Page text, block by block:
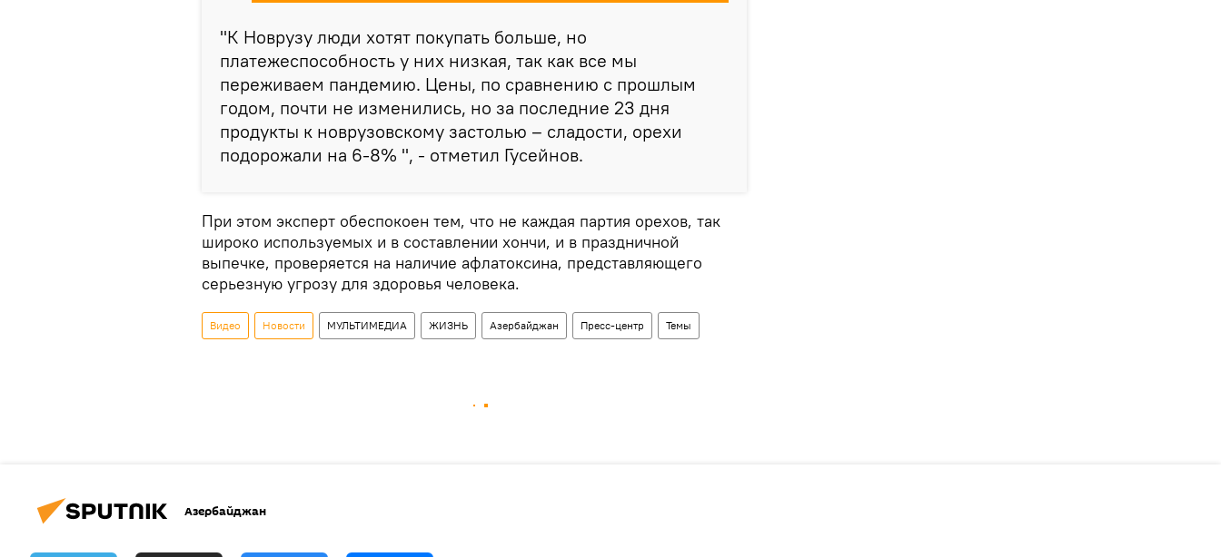
"К Новрузу люди хотят покупать больше, но
платежеспособность у них низкая, так как все мы
переживаем пандемию. Цены, по сравнению с прошлым
годом, почти не изменились, но за последние 23 дня
продукты к новрузовскому застолью – сладости, орехи
подорожали на 6-8% ", - отметил Гусейнов.
При этом эксперт обеспокоен тем, что не каждая партия орехов, так
широко используемых и в составлении хончи, и в праздничной
выпечке, проверяется на наличие афлатоксина, представляющего
серьезную угрозу для здоровья человека.
Видео Новости МУЛЬТИМЕДИА ЖИЗНЬ Азербайджан Пресс-центр Темы
Азербайджан